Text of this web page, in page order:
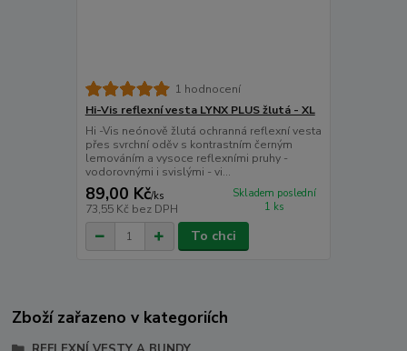
1 hodnocení
Hi-Vis reflexní vesta LYNX PLUS žlutá - XL
Hi -Vis neónově žlutá ochranná reflexní vesta
přes svrchní oděv s kontrastním černým
lemováním a vysoce reflexními pruhy -
vodorovnými i svislými - vi...
89,00 Kč/ks
73,55 Kč bez DPH
Skladem poslední
1 ks
To chci
Zboží zařazeno v kategoriích